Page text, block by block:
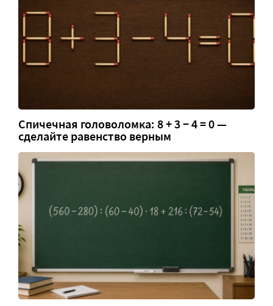
Спичечная головоломка: 8 + 3 − 4 = 0 —
сделайте равенство верным